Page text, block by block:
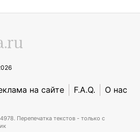
на сайте F.A.Q. О нас
Перепечатка текстов - только с